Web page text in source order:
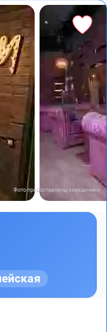
Фото предоставлены заведением